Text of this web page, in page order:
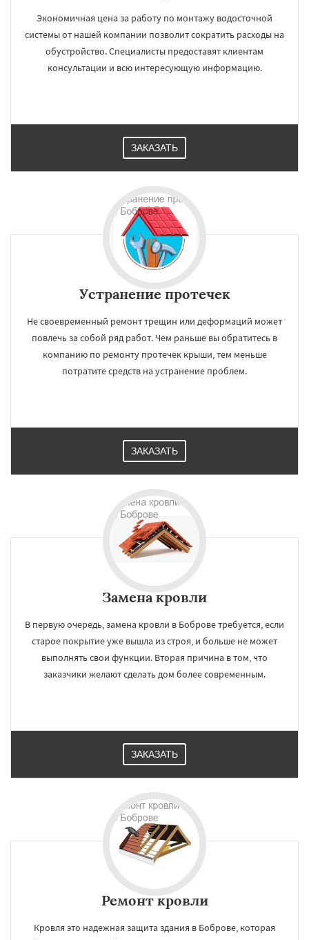
Вербилки Восход Деденево Жилево
Загорянский Запрудная Заречье
Зеленоградск Измайлово Икша
Красково
Лесной
Лесной Городок Лопатино Лотошино
Решетниково Родники Свердловск
Томилино Тучково
Фосфоритный
Экономичная цена за работу по монтажу водосточной
системы от нашей компании позволит сократить расходы на
обустройство. Специалисты предоставят клиентам
консультации и всю интересующую информацию.
ЗАКАЗАТЬ
Устранение протечек
Не своевременный ремонт трещин или деформаций может
повлечь за собой ряд работ. Чем раньше вы обратитесь в
компанию по ремонту протечек крыши, тем меньше
потратите средств на устранение проблем.
ЗАКАЗАТЬ
Замена кровли
В первую очередь, замена кровли в Боброве требуется, если
старое покрытие уже вышла из строя, и больше не может
выполнять свои функции. Вторая причина в том, что
заказчики желают сделать дом более современным.
ЗАКАЗАТЬ
Ремонт кровли
Кровля это надежная защита здания в Боброве, которая
УЗНАТЬ ПОДРОБНЕЕ
Даю согласие на обработку персональных данных